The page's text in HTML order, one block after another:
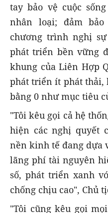
tay bảo vệ cuộc
nhân loại; đảm
chương trình nghị
phát triển bền vững
khung của Liên Hợp
phát triển ít phát thải,
bằng 0 như mục tiêu
"Tôi kêu gọi cả hệ
hiện các nghị quyết
nền kinh tế đang dựa
lãng phí tài nguyên
số, phát triển xanh
chống chịu cao", Chủ
"Tôi cũng kêu gọi